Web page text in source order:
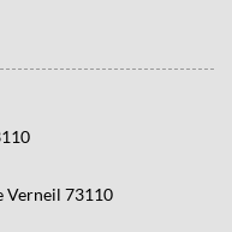
Verneil 73110